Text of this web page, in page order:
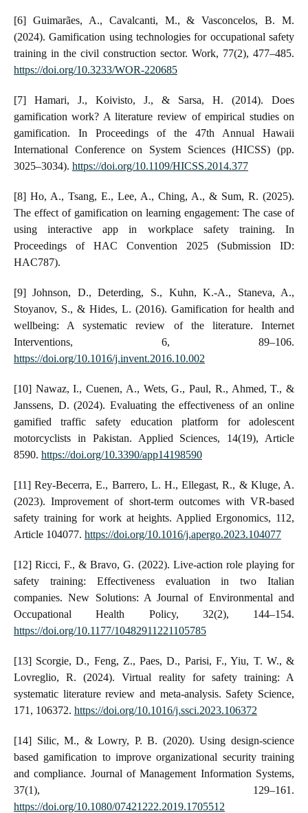
[6] Guimarães, A., Cavalcanti, M., & Vasconcelos, B. M.
(2024). Gamification using technologies for occupational safety
training in the civil construction sector. Work, 77(2), 477–485.
https://doi.org/10.3233/WOR-220685
[7] Hamari, J., Koivisto, J., & Sarsa, H. (2014). Does
gamification work? A literature review of empirical studies on
gamification. In Proceedings of the 47th Annual Hawaii
International Conference on System Sciences (HICSS) (pp.
3025–3034). https://doi.org/10.1109/HICSS.2014.377
[8] Ho, A., Tsang, E., Lee, A., Ching, A., & Sum, R. (2025).
The effect of gamification on learning engagement: The case of
using interactive app in workplace safety training. In
Proceedings of HAC Convention 2025 (Submission ID:
HAC787).
[9] Johnson, D., Deterding, S., Kuhn, K.-A., Staneva, A.,
Stoyanov, S., & Hides, L. (2016). Gamification for health and
wellbeing: A systematic review of the literature. Internet
Interventions, 6, 89–106.
https://doi.org/10.1016/j.invent.2016.10.002
[10] Nawaz, I., Cuenen, A., Wets, G., Paul, R., Ahmed, T., &
Janssens, D. (2024). Evaluating the effectiveness of an online
gamified traffic safety education platform for adolescent
motorcyclists in Pakistan. Applied Sciences, 14(19), Article
8590. https://doi.org/10.3390/app14198590
[11] Rey-Becerra, E., Barrero, L. H., Ellegast, R., & Kluge, A.
(2023). Improvement of short-term outcomes with VR-based
safety training for work at heights. Applied Ergonomics, 112,
Article 104077. https://doi.org/10.1016/j.apergo.2023.104077
[12] Ricci, F., & Bravo, G. (2022). Live-action role playing for
safety training: Effectiveness evaluation in two Italian
companies. New Solutions: A Journal of Environmental and
Occupational Health Policy, 32(2), 144–154.
https://doi.org/10.1177/10482911221105785
[13] Scorgie, D., Feng, Z., Paes, D., Parisi, F., Yiu, T. W., &
Lovreglio, R. (2024). Virtual reality for safety training: A
systematic literature review and meta-analysis. Safety Science,
171, 106372. https://doi.org/10.1016/j.ssci.2023.106372
[14] Silic, M., & Lowry, P. B. (2020). Using design-science
based gamification to improve organizational security training
and compliance. Journal of Management Information Systems,
37(1), 129–161.
https://doi.org/10.1080/07421222.2019.1705512